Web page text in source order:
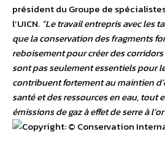
président du Groupe de
l’UICN. “Le travail entrepris avec les
que la conservation des fragments
reboisement pour créer des
sont pas seulement essentiels pour
contribuent fortement au maintien
santé et des ressources en eau, tout
émissions de gaz à effet de serre à